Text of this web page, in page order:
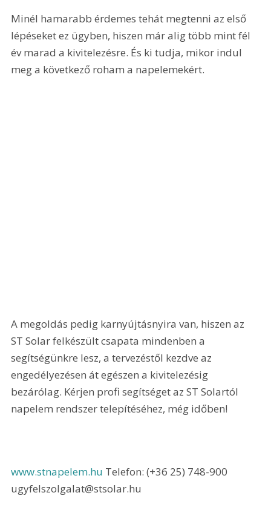
Minél hamarabb érdemes tehát megtenni az első
lépéseket ez ügyben, hiszen már alig több mint fél
év marad a kivitelezésre. És ki tudja, mikor indul
meg a következő roham a napelemekért.
A megoldás pedig karnyújtásnyira van, hiszen az
ST Solar felkészült csapata mindenben a
segítségünkre lesz, a tervezéstől kezdve az
engedélyezésen át egészen a kivitelezésig
bezárólag. Kérjen profi segítséget az ST Solartól
napelem rendszer telepítéséhez, még időben!
www.stnapelem.hu Telefon: (+36 25) 748-900
ugyfelszolgalat@stsolar.hu